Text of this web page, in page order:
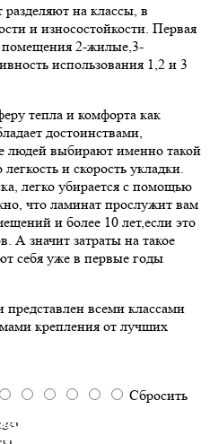
на классы, в
и износостойкости. Первая
помещения 2-жилые,3-
использования 1,2 и 3
тепла и комфорта как
достоинствами,
людей выбирают именно такой
и скорость укладки.
легко убирается с помощью
что ламинат прослужит вам
и более 10 лет,если это
А значит затраты на такое
себя уже в первые годы
всеми классами
крепления от лучших
Сбросить
11/33
7/32